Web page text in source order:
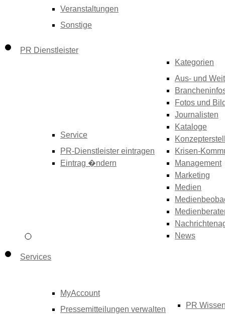
Veranstaltungen
Sonstige
PR Dienstleister
Service
PR-Dienstleister eintragen
Eintrag �ndern
Kategorien
Aus- und
Fotos und
Journalisten
Kataloge
Krisen-
Management
Marketing
Medien
News
Services
MyAccount
Pressemitteilungen verwalten
PR